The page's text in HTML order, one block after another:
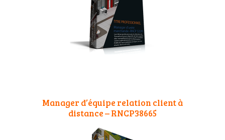
Manager d’équipe relation client à
distance – RNCP38665